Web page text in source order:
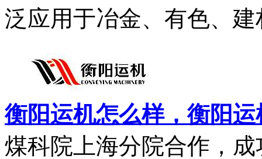
泛应用于冶金、有色、
衡阳运机怎么样，衡阳
煤科院上海分院合作，